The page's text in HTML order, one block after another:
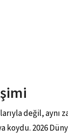
değil,
2026